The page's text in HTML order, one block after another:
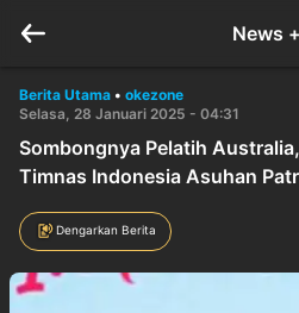
News +
Berita Utama • okezone
Selasa, 28 Januari 2025 - 04:31
Sombongnya Pelatih
Timnas Indonesia Asuhan
Dengarkan Berita